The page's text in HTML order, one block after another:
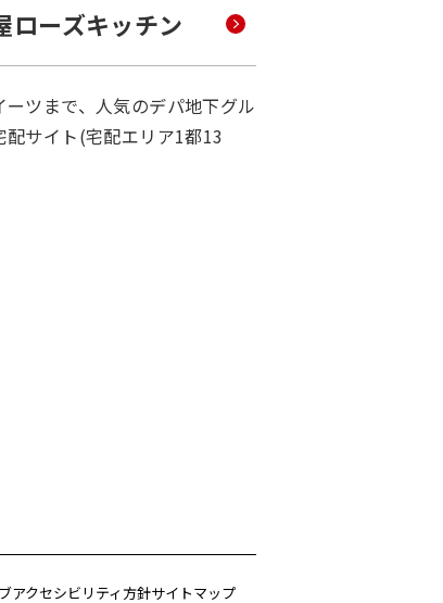
ローズキッチン
ツまで、人気のデパ地下グル
サイト(宅配エリア1都13
アクセシビリティ方針サイトマップ